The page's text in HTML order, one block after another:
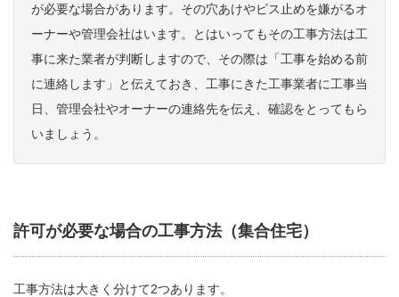
が必要な場合があります。その穴あけやビス止めを嫌がるオ
ーナーや管理会社はいます。とはいってもその工事方法は工
事に来た業者が判断しますので、その際は「工事を始める前
に連絡します」と伝えておき、工事にきた工事業者に工事当
日、管理会社やオーナーの連絡先を伝え、確認をとってもら
いましょう。
許可が必要な場合の工事方法（集合住宅）
工事方法は大きく分けて2つあります。